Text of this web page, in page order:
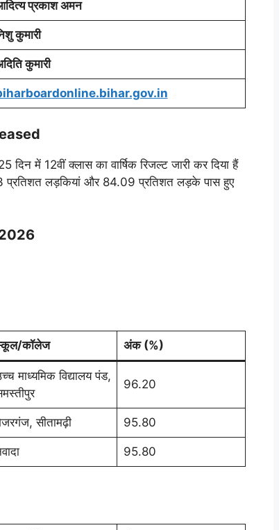
प्रकाश अमन
कुमारी
कुमारी
25 दिन में 12वीं क्लास का वार्षिक रिजल्ट जारी कर दिया हैं
प्रतिशत लड़कियां और 84.09 प्रतिशत लड़के पास हुए
कॉलेज अंक (%)
माध्यमिक विद्यालय पंड,
96.20
सीतामढ़ी 95.80
95.80